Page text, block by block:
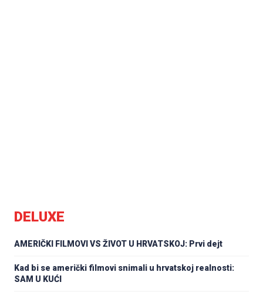
DELUXE
AMERIČKI FILMOVI VS ŽIVOT U HRVATSKOJ: Prvi dejt
Kad bi se američki filmovi snimali u hrvatskoj realnosti:
SAM U KUĆI